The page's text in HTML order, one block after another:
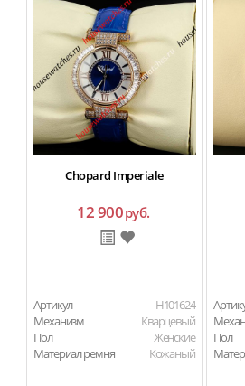
Chopard Imperiale
12 900руб.
Артикул
H101624
Механизм
Кварцевый
Пол
Женские
Материал ремня
Кожаный
Пол